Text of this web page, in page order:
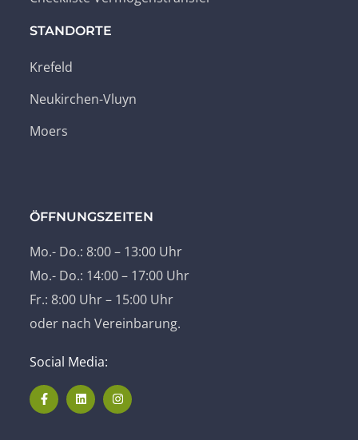
STANDORTE
Krefeld
Neukirchen-Vluyn
Moers
ÖFFNUNGSZEITEN
Mo.- Do.: 8:00 – 13:00 Uhr
Mo.- Do.: 14:00 – 17:00 Uhr
Fr.: 8:00 Uhr – 15:00 Uhr
oder nach Vereinbarung.
Social Media: